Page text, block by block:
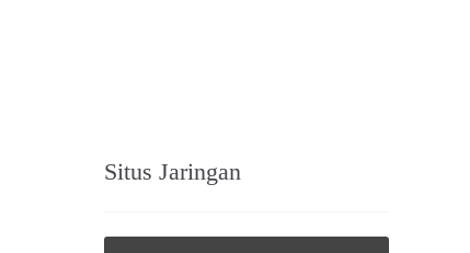
Situs Jaringan